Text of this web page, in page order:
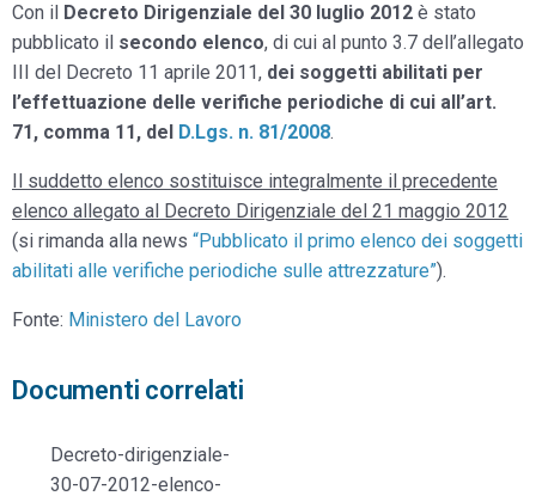
Con il Decreto Dirigenziale del 30 luglio 2012 è stato
pubblicato il secondo elenco, di cui al punto 3.7 dell’allegato
III del Decreto 11 aprile 2011, dei soggetti abilitati per
l’effettuazione delle verifiche periodiche di cui all’art.
71, comma 11, del D.Lgs. n. 81/2008.
Il suddetto elenco sostituisce integralmente il precedente
elenco allegato al Decreto Dirigenziale del 21 maggio 2012
(si rimanda alla news “Pubblicato il primo elenco dei soggetti
abilitati alle verifiche periodiche sulle attrezzature”).
Fonte: Ministero del Lavoro
Documenti correlati
Decreto-dirigenziale-
30-07-2012-elenco-